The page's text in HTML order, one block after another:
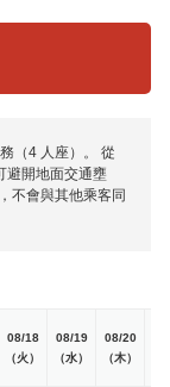
（4 人座）。 從
避開地面交通壅
不會與其他乘客同
08/18
（火）
08/19
（水）
08/20
（木）